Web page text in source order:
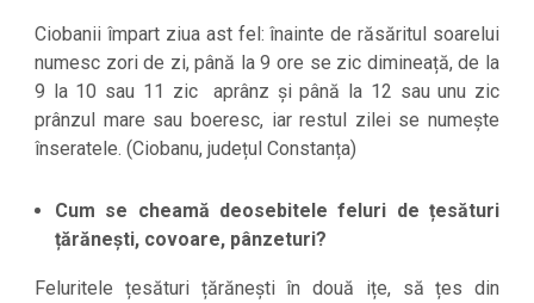
Ciobanii împart ziua ast fel: înainte de răsăritul soarelui
numesc zori de zi, până la 9 ore se zic dimineață, de la
9 la 10 sau 11 zic aprânz și până la 12 sau unu zic
prânzul mare sau boeresc, iar restul zilei se numește
înseratele. (Ciobanu, județul Constanța)
Cum se cheamă deosebitele feluri de țesături
țărănești, covoare, pânzeturi?
Feluritele țesături țărănești în două ițe, să țes din